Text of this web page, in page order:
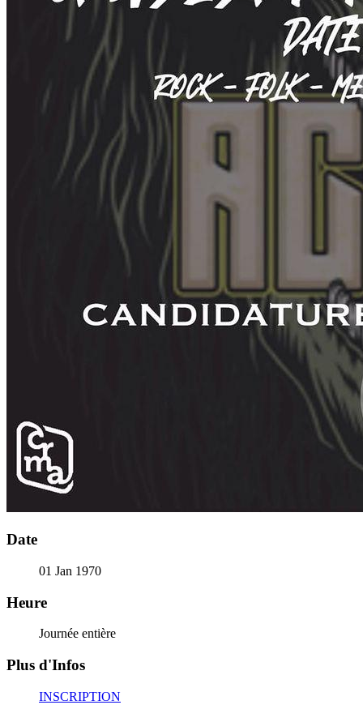
Date
01 Jan 1970
Heure
Journée entière
Plus d'Infos
INSCRIPTION